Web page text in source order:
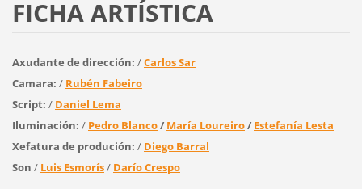
FICHA ARTÍSTICA
Axudante de dirección: /Carlos Sar
Camara: / Rubén Fabeiro
Script: / Daniel Lema
Iluminación: / Pedro Blanco/ María Loureiro/ Estefanía Lesta
Xefatura de produción: / Diego Barral
Son / Luis Esmorís/ Darío Crespo